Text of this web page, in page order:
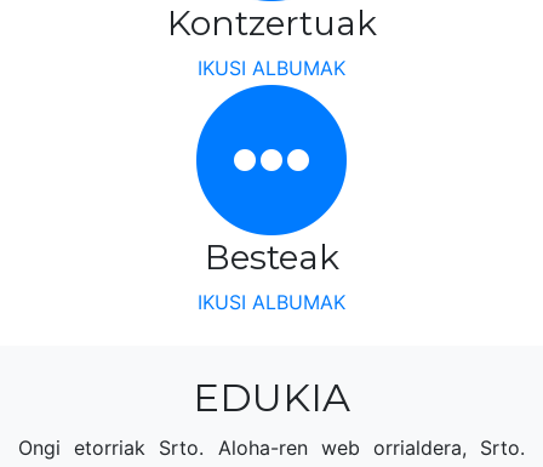
Kontzertuak
IKUSI ALBUMAK
Besteak
IKUSI ALBUMAK
EDUKIA
Ongi etorriak Srto. Aloha-ren web orrialdera, Srto.